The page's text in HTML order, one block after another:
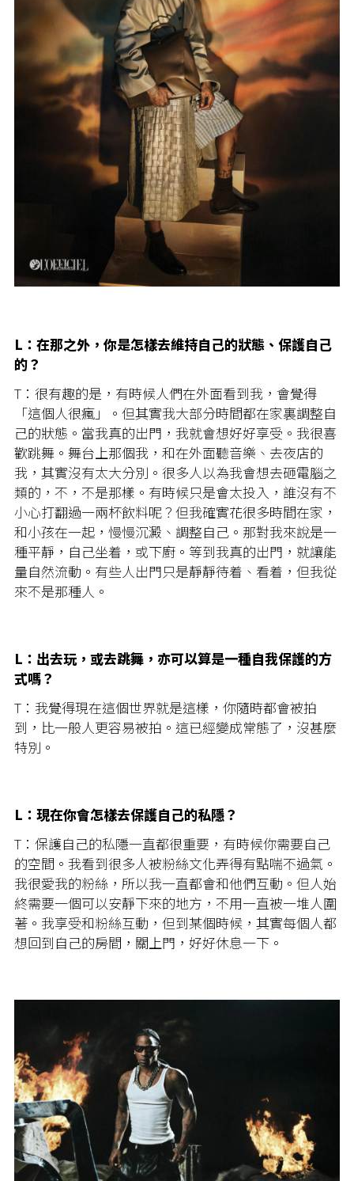
L：在那之外，你是怎樣去維持自己的狀態、保護自己
的？
T：很有趣的是，有時候人們在外面看到我，會覺得
「這個人很瘋」。但其實我大部分時間都在家裏調整自
己的狀態。當我真的出門，我就會想好好享受。我很喜
歡跳舞。舞台上那個我，和在外面聽音樂、去夜店的
我，其實沒有太大分別。很多人以為我會想去砸電腦之
類的，不，不是那樣。有時候只是會太投入，誰沒有不
小心打翻過一兩杯飲料呢？但我確實花很多時間在家，
和小孩在一起，慢慢沉澱、調整自己。那對我來說是一
種平靜，自己坐着，或下廚。等到我真的出門，就讓能
量自然流動。有些人出門只是靜靜待着、看着，但我從
來不是那種人。
L：出去玩，或去跳舞，亦可以算是一種自我保護的方
式嗎？
T：我覺得現在這個世界就是這樣，你隨時都會被拍
到，比一般人更容易被拍。這已經變成常態了，沒甚麼
特別。
L：現在你會怎樣去保護自己的私隱？
T：保護自己的私隱一直都很重要，有時候你需要自己
的空間。我看到很多人被粉絲文化弄得有點喘不過氣。
我很愛我的粉絲，所以我一直都會和他們互動。但人始
終需要一個可以安靜下來的地方，不用一直被一堆人圍
著。我享受和粉絲互動，但到某個時候，其實每個人都
想回到自己的房間，關上門，好好休息一下。